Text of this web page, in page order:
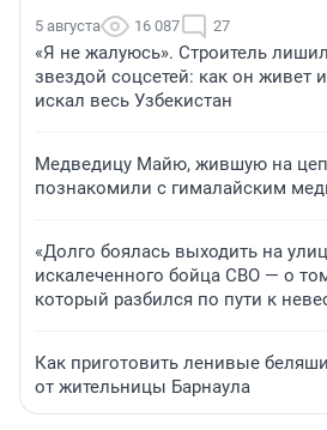
5 августа 16 087 27
«Я не жалуюсь». Строитель
звездой соцсетей: как он живет
искал весь Узбекистан
Медведицу Майю, жившую на
познакомили с гималайским
«Долго боялась выходить на
искалеченного бойца СВО — о
который разбился по пути к
Как приготовить ленивые
от жительницы Барнаула